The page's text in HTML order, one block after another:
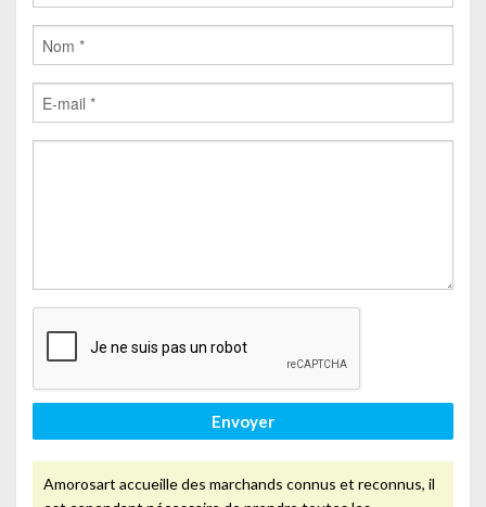
Envoyer
Amorosart accueille des marchands connus et reconnus, il